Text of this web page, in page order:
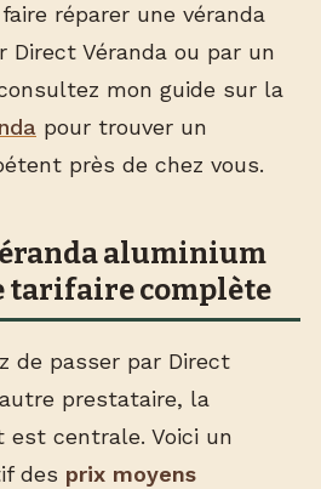
réparer une véranda
Direct Véranda ou par un
mon guide sur la
pour trouver un
près de chez vous.
aluminium
tarifaire complète
de passer par Direct
prestataire, la
est centrale. Voici un
des prix moyens